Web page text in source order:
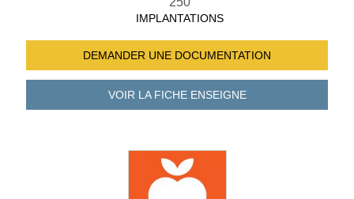
IMPLANTATIONS
DEMANDER UNE DOCUMENTATION
VOIR LA FICHEENSEIGNE